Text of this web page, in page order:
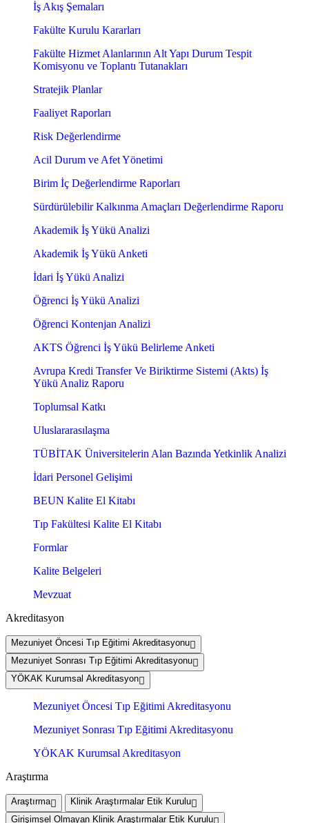
İş Akış Şemaları
Fakülte Kurulu Kararları
Fakülte Hizmet Alanlarının Alt Yapı Durum Tespit
Komisyonu ve Toplantı Tutanakları
Stratejik Planlar
Faaliyet Raporları
Risk Değerlendirme
Acil Durum ve Afet Yönetimi
Birim İç Değerlendirme Raporları
Sürdürülebilir Kalkınma Amaçları Değerlendirme Raporu
Akademik İş Yükü Analizi
Akademik İş Yükü Anketi
İdari İş Yükü Analizi
Öğrenci İş Yükü Analizi
Öğrenci Kontenjan Analizi
AKTS Öğrenci İş Yükü Belirleme Anketi
Avrupa Kredi Transfer Ve Biriktirme Sistemi (Akts) İş
Yükü Analiz Raporu
Toplumsal Katkı
Uluslararasılaşma
TÜBİTAK Üniversitelerin Alan Bazında Yetkinlik Analizi
İdari Personel Gelişimi
BEUN Kalite El Kitabı
Tıp Fakültesi Kalite El Kitabı
Formlar
Kalite Belgeleri
Mevzuat
Akreditasyon
Mezuniyet Öncesi Tıp Eğitimi Akreditasyonu
Mezuniyet Sonrası Tıp Eğitimi Akreditasyonu
YÖKAK Kurumsal Akreditasyon
Mezuniyet Öncesi Tıp Eğitimi Akreditasyonu
Mezuniyet Sonrası Tıp Eğitimi Akreditasyonu
YÖKAK Kurumsal Akreditasyon
Araştırma
Araştırma
Klinik Araştırmalar Etik Kurulu
Girişimsel Olmayan Klinik Araştırmalar Etik Kurulu